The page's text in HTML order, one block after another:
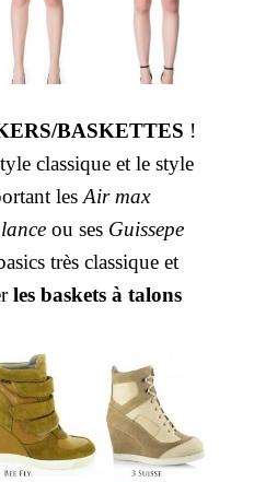
BASKETTES !
classique et le style
les Air max
ou ses Guissepe
très classique et
les baskets à talons